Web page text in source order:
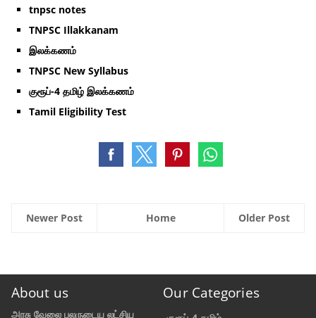
tnpsc notes
TNPSC Illakkanam
இலக்கணம்
TNPSC New Syllabus
குரூப்-4 தமிழ் இலக்கணம்
Tamil Eligibility Test
Newer Post Older Post
Home
About us
அரசு வேலை பலருடைய லட்சிய
Our Categories